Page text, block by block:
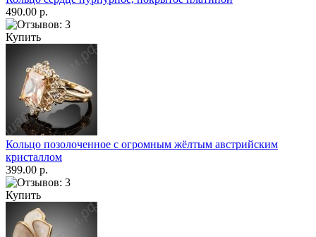
490.00 р.
Купить
Кольцо позолоченное с огромным жёлтым австрийским
кристаллом
399.00 р.
Купить